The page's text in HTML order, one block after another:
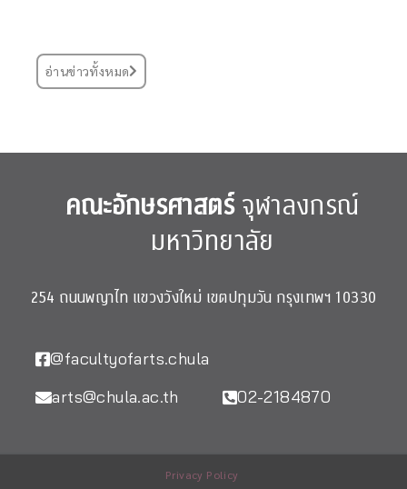
อ่านข่าวทั้งหมด
คณะอักษรศาสตร์จุฬาลงกรณ์
มหาวิทยาลัย
254 ถนนพญาไท แขวงวังใหม่ เขตปทุมวัน กรุงเทพฯ 10330
@facultyofarts.chula
arts@chula.ac.th
02-2184870
Privacy Policy